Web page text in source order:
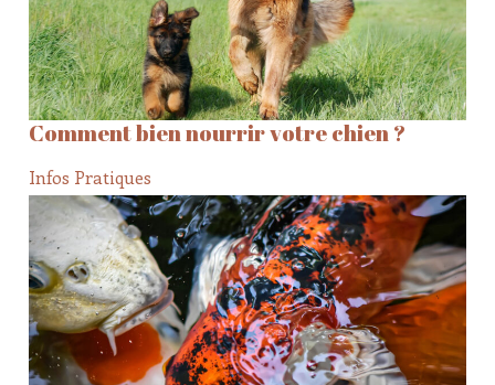
Comment bien nourrir votre chien ?
Infos Pratiques